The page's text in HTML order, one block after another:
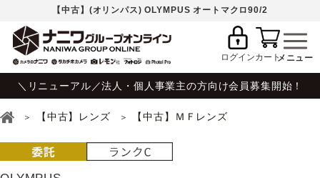
【中古】(オリンパス) OLYMPUS オートマクロ90/2
ログインカート
＼リニューアル／法人・個人事業主の方向け会員募集開始！
【中古】レンズ 【中古】ＭＦレンズ